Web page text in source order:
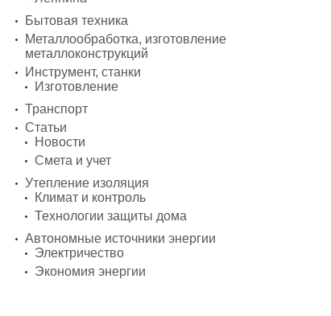
Бытовая техника
Металлообработка, изготовление
металлоконструкций
Инструмент, станки
Изготовление
Транспорт
Статьи
Новости
Смета и учет
Утепление изоляция
Климат и контроль
Технологии защиты дома
Автономные источники энергии
Электричество
Экономия энергии